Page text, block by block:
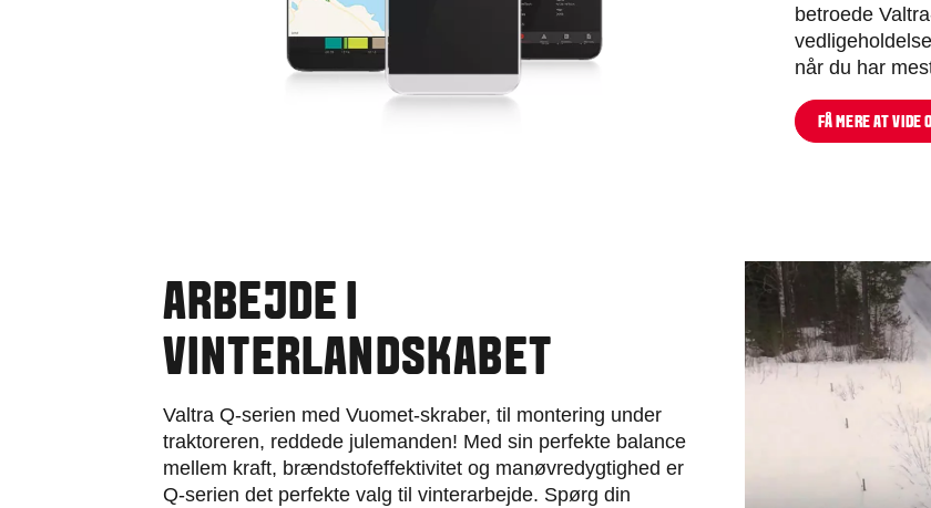
betroede
når du har
FÅ MERE AT VIDE
ARBEJDE I
VINTERLANDSKABET
Valtra Q-serien med Vuomet-skraber, til montering under
traktoreren, reddede julemanden! Med sin perfekte balance
mellem kraft, brændstofeffektivitet og manøvredygtighed er
Q-serien det perfekte valg til vinterarbejde. Spørg din